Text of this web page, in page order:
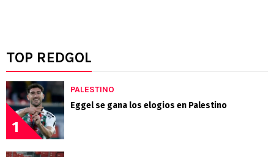
TOP REDGOL
1
PALESTINO
Eggel se gana los elogios en Palestino